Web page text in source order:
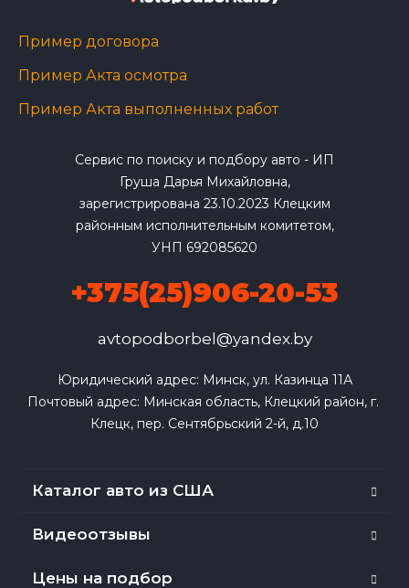
Пример договора
Пример Акта осмотра
Пример Акта выполненных работ
Сервис по поиску и подбору авто - ИП
Груша Дарья Михайловна,
зарегистрирована 23.10.2023 Клецким
районным исполнительным комитетом,
УНП 692085620
+375(25)906-20-53
avtopodborbel@yandex.by
Юридический адрес: Минск, ул. Казинца 11А
Почтовый адрес: Минская область, Клецкий район, г.
Клецк, пер. Сентябрьский 2-й, д.10
Каталог авто из США
Видеоотзывы
Цены на подбор